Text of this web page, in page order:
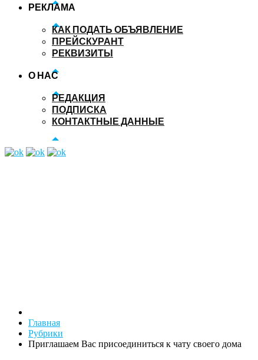
РЕКЛАМА
КАК ПОДАТЬ ОБЪЯВЛЕНИЕ
ПРЕЙСКУРАНТ
РЕКВИЗИТЫ
О НАС
РЕДАКЦИЯ
ПОДПИСКА
КОНТАКТНЫЕ ДАННЫЕ
Главная
Рубрики
Приглашаем Вас присоединиться к чату своего дома